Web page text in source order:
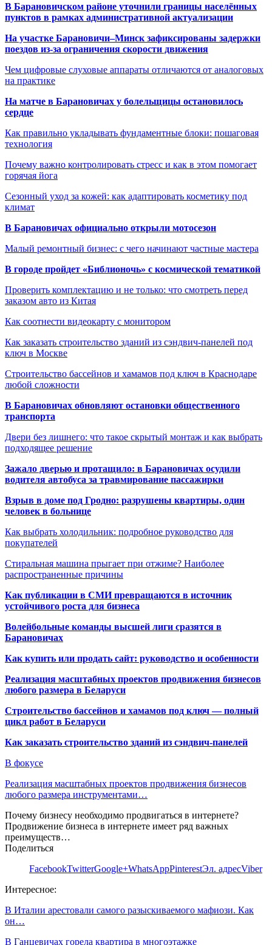
В Барановичском районе уточнили границы населённых
пунктов в рамках административной актуализации
На участке Барановичи–Минск зафиксированы задержки
поездов из-за ограничения скорости движения
Чем цифровые слуховые аппараты отличаются от аналоговых
на практике
На матче в Барановичах у болельщицы остановилось
сердце
Как правильно укладывать фундаментные блоки: пошаговая
технология
Почему важно контролировать стресс и как в этом помогает
горячая йога
Сезонный уход за кожей: как адаптировать косметику под
климат
В Барановичах официально открыли мотосезон
Малый ремонтный бизнес: с чего начинают частные мастера
В городе пройдет «Библионочь» с космической тематикой
Проверить комплектацию и не только: что смотреть перед
заказом авто из Китая
Как соотнести видеокарту с монитором
Как заказать строительство зданий из сэндвич-панелей под
ключ в Москве
Строительство бассейнов и хамамов под ключ в Краснодаре
любой сложности
В Барановичах обновляют остановки общественного
транспорта
Двери без лишнего: что такое скрытый монтаж и как выбрать
подходящее решение
Зажало дверью и протащило: в Барановичах осудили
водителя автобуса за травмирование пассажирки
Взрыв в доме под Гродно: разрушены квартиры, один
человек в больнице
Как выбрать холодильник: подробное руководство для
покупателей
Стиральная машина прыгает при отжиме? Наиболее
распространенные причины
Как публикации в СМИ превращаются в источник
устойчивого роста для бизнеса
Волейбольные команды высшей лиги сразятся в
Барановичах
Как купить или продать сайт: руководство и особенности
Реализация масштабных проектов продвижения бизнесов
любого размера в Беларуси
Строительство бассейнов и хамамов под ключ — полный
цикл работ в Беларуси
Как заказать строительство зданий из сэндвич-панелей
В фокусе
Реализация масштабных проектов продвижения бизнесов
любого размера инструментами…
Почему бизнесу необходимо продвигаться в интернете?
Продвижение бизнеса в интернете имеет ряд важных
преимуществ…
Поделиться
FacebookTwitterGoogle+WhatsAppPinterestЭл. адресViber
Интересное:
В Италии арестовали самого разыскиваемого мафиози. Как
он…
В Ганцевичах горела квартира в многоэтажке